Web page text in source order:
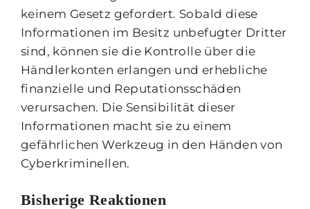
keinem Gesetz gefordert. Sobald diese
Informationen im Besitz unbefugter Dritter
sind, können sie die Kontrolle über die
Händlerkonten erlangen und erhebliche
finanzielle und Reputationsschäden
verursachen. Die Sensibilität dieser
Informationen macht sie zu einem
gefährlichen Werkzeug in den Händen von
Cyberkriminellen.
Bisherige Reaktionen